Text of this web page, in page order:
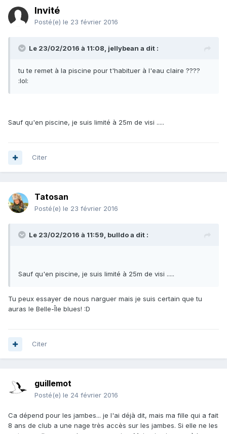
Invité
Posté(e) le 23 février 2016
Le 23/02/2016 à 11:08, jellybean a dit :
tu te remet à la piscine pour t'habituer à l'eau claire ????
:lol:
Sauf qu'en piscine, je suis limité à 25m de visi .....
Citer
Tatosan
Posté(e) le 23 février 2016
Le 23/02/2016 à 11:59, bulldo a dit :
Sauf qu'en piscine, je suis limité à 25m de visi .....
Tu peux essayer de nous narguer mais je suis certain que tu
auras le Belle-Île blues! :D
Citer
guillemot
Posté(e) le 24 février 2016
Ca dépend pour les jambes... je l'ai déjà dit, mais ma fille qui a fait
8 ans de club a une nage très accès sur les jambes. Si elle ne les